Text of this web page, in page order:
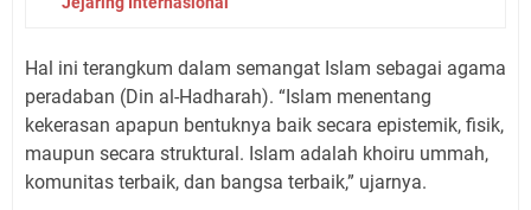
Hal ini terangkum dalam semangat Islam sebagai agama
peradaban (Din al-Hadharah). “Islam menentang
kekerasan apapun bentuknya baik secara epistemik, fisik,
maupun secara struktural. Islam adalah khoiru ummah,
komunitas terbaik, dan bangsa terbaik,” ujarnya.